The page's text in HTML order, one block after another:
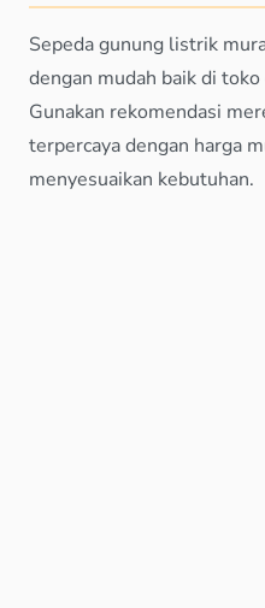
Sepeda gunung listrik
dengan mudah baik di
Gunakan rekomendasi
terpercaya dengan harga
menyesuaikan kebutuhan.